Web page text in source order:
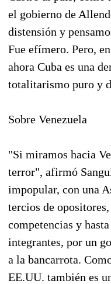
el gobierno de
distensión y
Fue efímero. Pero,
ahora Cuba es una
totalitarismo puro y
Sobre Venezuela
"Si miramos hacia
terror", afirmó
impopular, con una
tercios de
competencias y
integrantes, por un
a la bancarrota.
EE.UU. también es